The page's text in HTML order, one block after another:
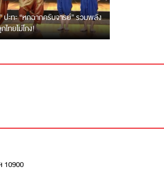
ปะทะ “หกฉากครับจารย์” รวมพลัง
ไทยไม่โกง!
10900